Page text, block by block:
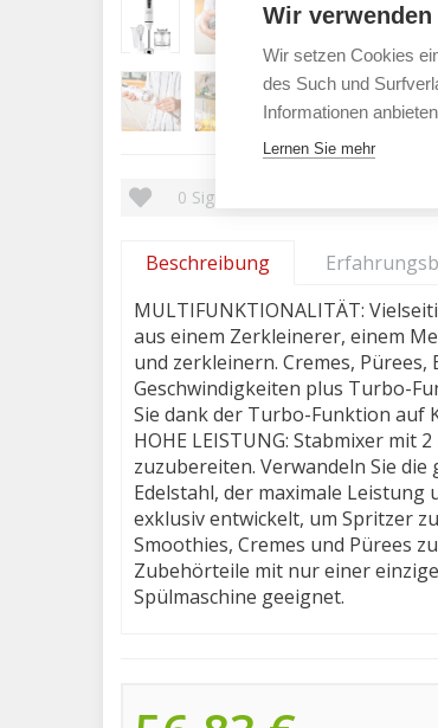
0 Signale
Beschreibung
MULTIFUNKTIONALITÄT:
aus einem Zerkleinerer, einem
und zerkleinern. Cremes, Pürees,
Geschwindigkeiten plus Turbo-
Sie dank der Turbo-Funktion auf
HOHE LEISTUNG: Stabmixer
zuzubereiten. Verwandeln Sie
Edelstahl, der maximale Leistung
exklusiv entwickelt, um Spritzer
Smoothies, Cremes und Pürees
Zubehörteile mit nur einer
Spülmaschine geeignet.
Wir
Wir setzen Cookies
des Such und
Informationen
Lernen Sie mehr